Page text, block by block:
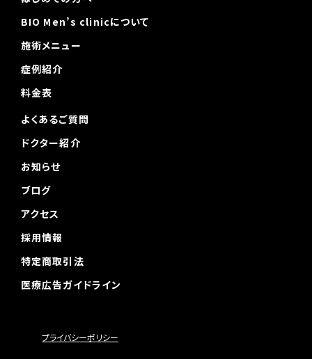
BIO Men’s clinicについて
施術メニュー
症例紹介
料金表
よくあるご質問
ドクター紹介
お知らせ
ブログ
アクセス
採用情報
特定商取引法
医療広告ガイドライン
プライバシーポリシー